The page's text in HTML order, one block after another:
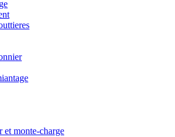
et monte-charge